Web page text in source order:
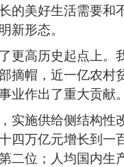
的美好生活需要和
新形态。
高历史起点上。
摘帽，近一亿农村
业作出了重大贡献。
施供给侧结构性
四万亿元增长到一
二位；人均国内生